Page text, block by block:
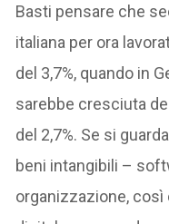
Basti pensare che
italiana per ora
del 3,7%, quando in
sarebbe cresciuta
del 2,7%. Se si
beni intangibili –
organizzazione,